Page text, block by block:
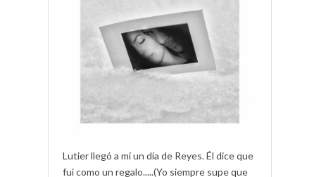
Lutier llegó a mí un día de Reyes. Él dice que
fui como un regalo.....(Yo siempre supe que